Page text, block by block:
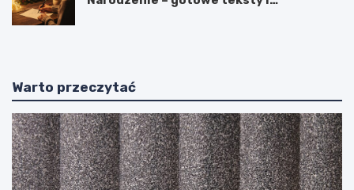
Warto przeczytać